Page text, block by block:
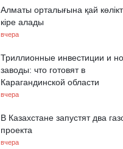
Алматы орталығына қай
кіре алады
вчера
Триллионные инвестиции и
заводы: что готовят в
Карагандинской области
вчера
В Казахстане запустят два
проекта
вчера